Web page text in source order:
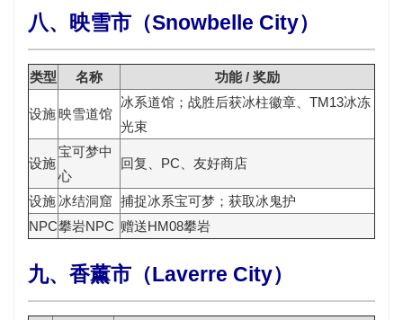
八、映雪市（Snowbelle City）
类型 名称 功能 / 奖励
设施映雪道馆
冰系道馆；战胜后获冰柱徽章 、TM13冰冻
光束
设施
宝可梦中
心
回复、PC、友好商店
设施 冰结洞窟 捕捉冰系宝可梦；获取冰鬼护
NPC攀岩NPC 赠送HM08攀岩
九、香薰市（Laverre City）